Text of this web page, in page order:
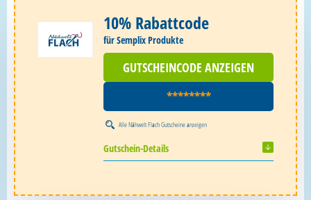
10% Rabattcode
für Semplix Produkte
GUTSCHEINCODE ANZEIGEN
********
AlleNähwelt Flach Gutscheineanzeigen
Gutschein-Details